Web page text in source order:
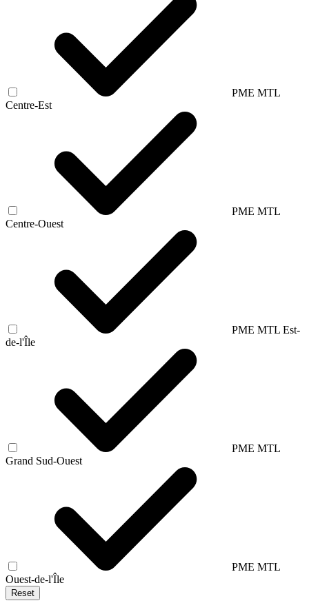
PME MTL
Centre-Est
PME MTL
Centre-Ouest
PME MTL Est-
de-l'Île
PME MTL
Grand Sud-Ouest
PME MTL
Ouest-de-l'Île
Reset